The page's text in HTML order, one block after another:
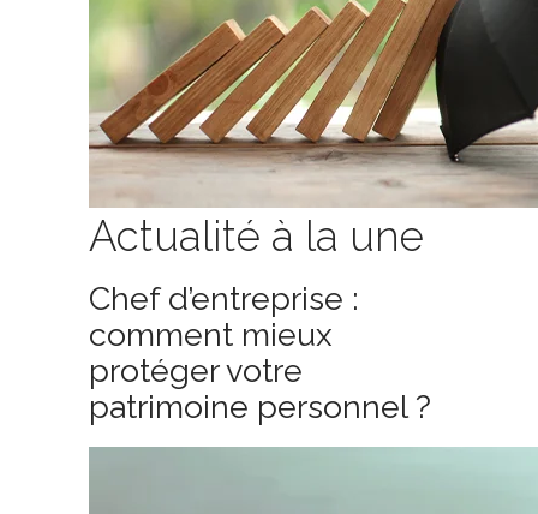
Actualité à la une
Chef d’entreprise :
comment mieux
protéger votre
patrimoine personnel ?